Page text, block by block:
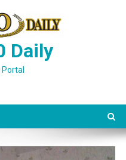
Daily
Portal